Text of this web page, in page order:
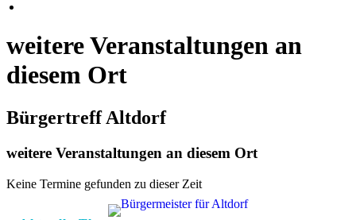
weitere Veranstaltungen an
diesem Ort
Bürgertreff Altdorf
weitere Veranstaltungen an diesem Ort
Keine Termine gefunden zu dieser Zeit